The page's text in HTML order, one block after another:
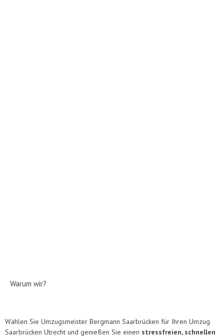
Warum wir?
Wählen Sie Umzugsmeister Bergmann Saarbrücken für Ihren Umzug
Saarbrücken Utrecht und genießen Sie einen stressfreien, schnellen